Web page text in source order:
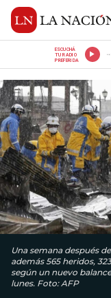
ESCUCHÁ
TU RADIO
PREFERIDA
Una semana después
además 565 heridos,
según un nuevo
lunes. Foto: AFP